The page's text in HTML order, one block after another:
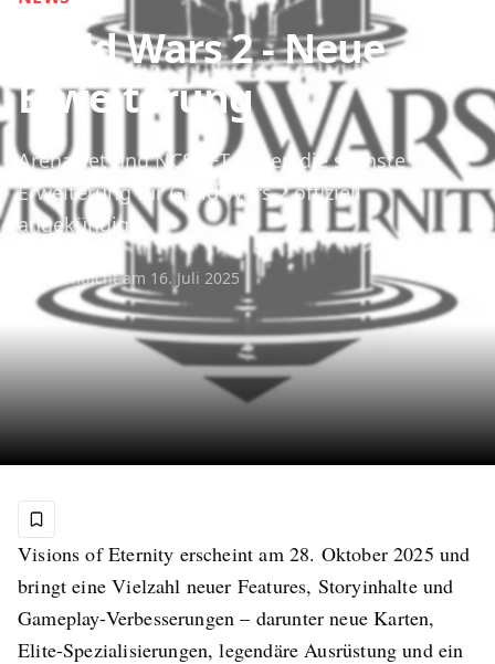
Guild Wars 2 - Neue
Erweiterung
ArenaNet und NCSOFT haben die sechste
Erweiterung für Guild Wars 2 offiziell
angekündigt.
Veröffentlicht am 16. Juli 2025
Visions of Eternity erscheint am 28. Oktober 2025 und
bringt eine Vielzahl neuer Features, Storyinhalte und
Gameplay-Verbesserungen – darunter neue Karten,
Elite-Spezialisierungen, legendäre Ausrüstung und ein